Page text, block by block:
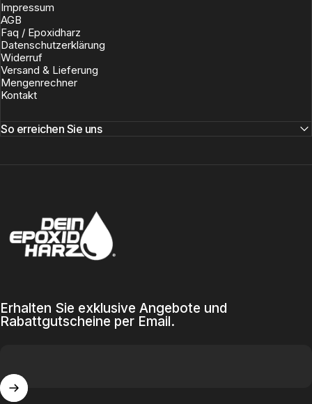
Impressum
AGB
Faq / Epoxidharz
Datenschutzerklärung
Widerruf
Versand & Lieferung
Mengenrechner
Kontakt
So erreichen Sie uns
Erhalten Sie exklusive Angebote und
Rabattgutscheine per Email.